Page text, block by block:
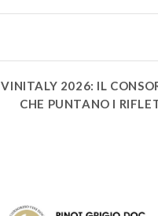
VINITALY 2026: IL
CHE PUNTANO I